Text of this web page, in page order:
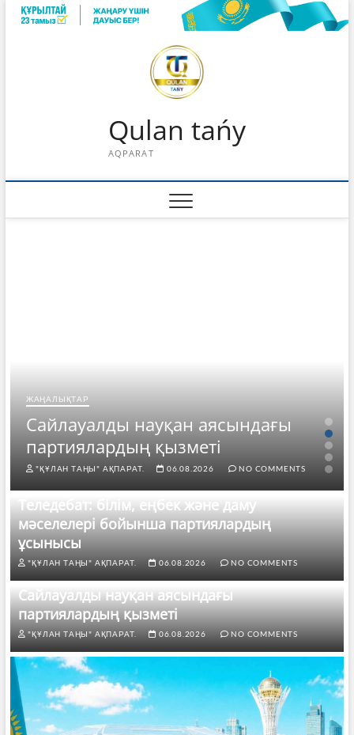
Skip
Qulan tańy
AQPARAT
ЖАҢАЛЫҚТАР
Сайлауалды науқан аясындағы
партиялардың қызметі
"ҚҰЛАН ТАҢЫ" АҚПАРАТ. 06.08.2026 NO COMMENTS
Теледебат: білім, еңбек және даму
мәселелері бойынша партиялардың
ұсынысы
"ҚҰЛАН ТАҢЫ" АҚПАРАТ. 06.08.2026 NO COMMENTS
Сайлауалды науқан аясындағы
партиялардың қызметі
"ҚҰЛАН ТАҢЫ" АҚПАРАТ. 06.08.2026 NO COMMENTS